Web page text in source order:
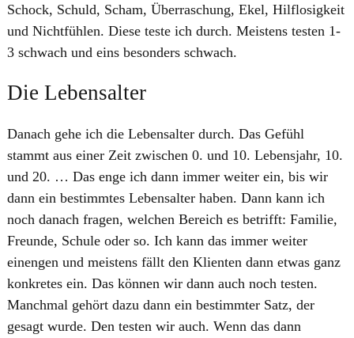
Schock, Schuld, Scham, Überraschung, Ekel, Hilflosigkeit
und Nichtfühlen. Diese teste ich durch. Meistens testen 1-
3 schwach und eins besonders schwach.
Die Lebensalter
Danach gehe ich die Lebensalter durch. Das Gefühl
stammt aus einer Zeit zwischen 0. und 10. Lebensjahr, 10.
und 20. … Das enge ich dann immer weiter ein, bis wir
dann ein bestimmtes Lebensalter haben. Dann kann ich
noch danach fragen, welchen Bereich es betrifft: Familie,
Freunde, Schule oder so. Ich kann das immer weiter
einengen und meistens fällt den Klienten dann etwas ganz
konkretes ein. Das können wir dann auch noch testen.
Manchmal gehört dazu dann ein bestimmter Satz, der
gesagt wurde. Den testen wir auch. Wenn das dann